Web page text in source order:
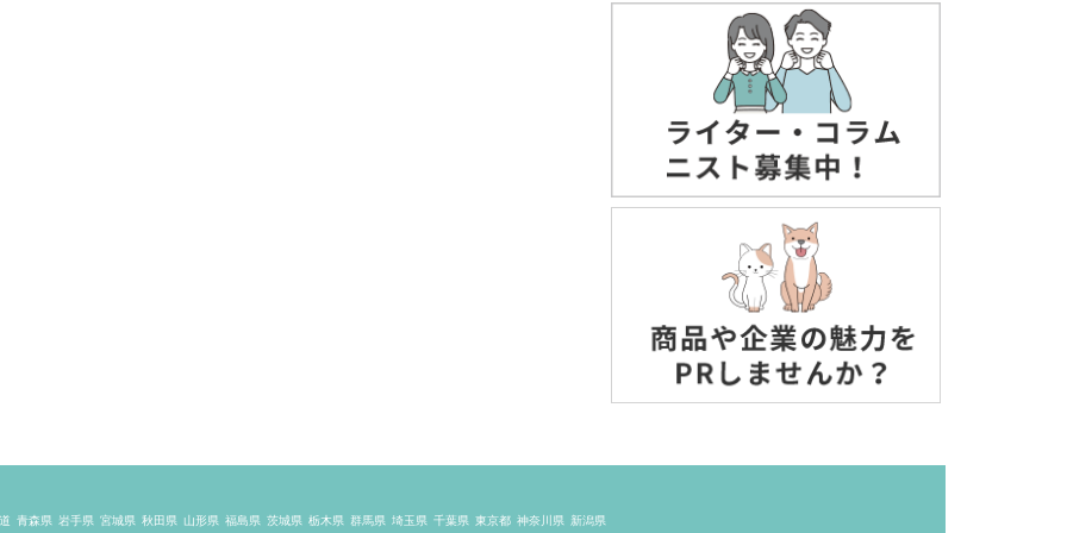
青森県 岩手県 宮城県 秋田県 山形県 福島県 茨城県 栃木県 群馬県 埼玉県 千葉県 東京都 神奈川県 新潟県